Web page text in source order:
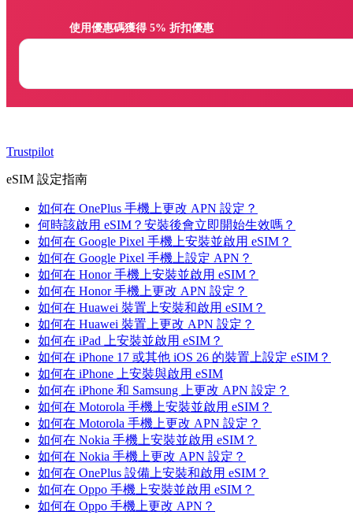
Trustpilot
eSIM 設定指南
如何在 OnePlus 手機上更改 APN 設定？
何時該啟用 eSIM？安裝後會立即開始生效嗎？
如何在 Google Pixel 手機上安裝並啟用 eSIM？
如何在 Google Pixel 手機上設定 APN？
如何在 Honor 手機上安裝並啟用 eSIM？
如何在 Honor 手機上更改 APN 設定？
如何在 Huawei 裝置上安裝和啟用 eSIM？
如何在 Huawei 裝置上更改 APN 設定？
如何在 iPad 上安裝並啟用 eSIM？
如何在 iPhone 17 或其他 iOS 26 的裝置上設定 eSIM？
如何在 iPhone 上安裝與啟用 eSIM
如何在 iPhone 和 Samsung 上更改 APN 設定？
如何在 Motorola 手機上安裝並啟用 eSIM？
如何在 Motorola 手機上更改 APN 設定？
如何在 Nokia 手機上安裝並啟用 eSIM？
如何在 Nokia 手機上更改 APN 設定？
如何在 OnePlus 設備上安裝和啟用 eSIM？
如何在 Oppo 手機上安裝並啟用 eSIM？
如何在 Oppo 手機上更改 APN？